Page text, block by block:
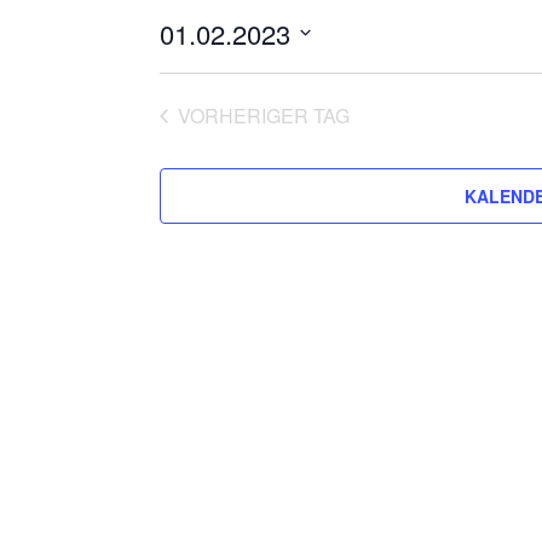
01.02.2023
Datum
wählen.
VORHERIGER TAG